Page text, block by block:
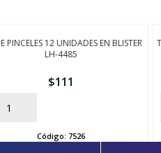
PINCELES 12 UNIDADES EN BLISTER
LH-4485
$111
Código: 7526